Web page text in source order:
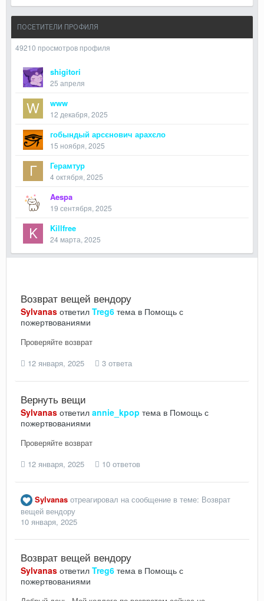
ПОСЕТИТЕЛИ ПРОФИЛЯ
49210 просмотров профиля
shigitori
25 апреля
www
12 декабря, 2025
гобындый арсєнович арахєло
15 ноября, 2025
Герамтур
4 октября, 2025
Aespa
19 сентября, 2025
Killfree
24 марта, 2025
Возврат вещей вендору
Sylvanas ответил Treg6 тема в Помощь с
пожертвованиями
Проверяйте возврат
12 января, 2025
3 ответа
Вернуть вещи
Sylvanas ответил annie_kpop тема в Помощь с
пожертвованиями
Проверяйте возврат
12 января, 2025
10 ответов
Sylvanas отреагировал на сообщение в теме: Возврат
вещей вендору
10 января, 2025
Возврат вещей вендору
Sylvanas ответил Treg6 тема в Помощь с
пожертвованиями